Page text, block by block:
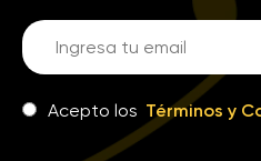
Acepto los Términos y